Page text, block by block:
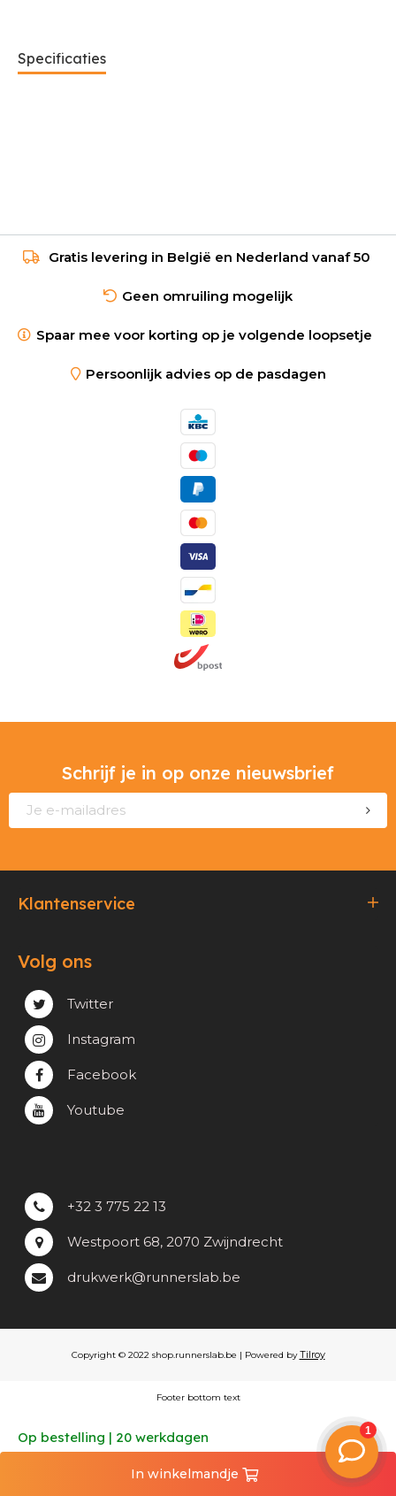
Op bestelling | 20 werkdagen
In winkelmandje
Specificaties
Gratis levering in België en Nederland vanaf 50
Geen omruiling mogelijk
Spaar mee voor korting op je volgende loopsetje
Persoonlijk advies op de pasdagen
Schrijf je in op onze nieuwsbrief
Klantenservice
Verzending & Afhaling
Privacy & cookie beleid
Volg ons
Twitter
Instagram
Facebook
Youtube
+32 3 775 22 13
Westpoort 68, 2070 Zwijndrecht
drukwerk@runnerslab.be
Copyright © 2022 shop.runnerslab.be | Powered byTilroy
Footer bottom text